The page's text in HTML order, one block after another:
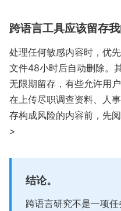
跨语言工具应该留存
处理任何敏感内容时，优
文件48小时后自动删除
无限期留存，有些允许用
在上传尽职调查资料、人
存构成风险的内容前，先
>
结论。
跨语言研究不是一项